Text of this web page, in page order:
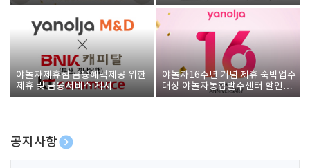
야놀자제휴점 금융혜택제공 위한
제휴 및 금융서비스 게시
야놀자16주년 기념 제휴 숙박업주
대상 야놀자통합발주센터 할인쿠
폰 증정
공지사항
[호텔업] 개인정보 처리방침 개정본1 (19.09.02)